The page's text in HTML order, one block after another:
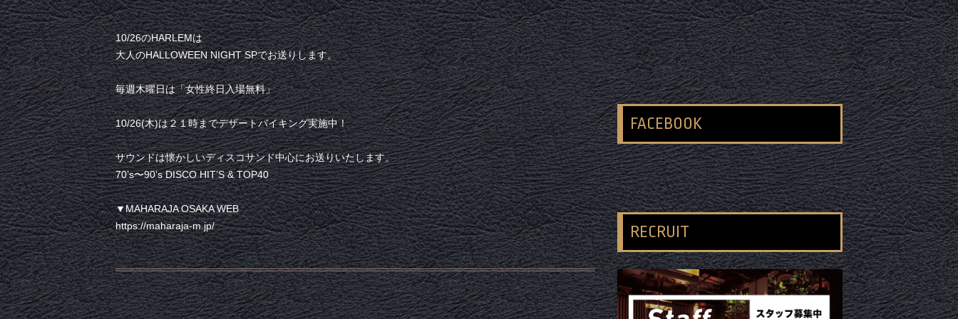
10/26のHARLEMは
大人のHALLOWEEN NIGHT SPでお送りします。
毎週木曜日は「女性終日入場無料」
10/26(木)は２１時までデザートバイキング実施中！
サウンドは懐かしいディスコサンド中心にお送りいたします。
70’s〜90’s DISCO HIT’S & TOP40
▼MAHARAJA OSAKA WEB
https://maharaja-m.jp/
FACEBOOK
RECRUIT